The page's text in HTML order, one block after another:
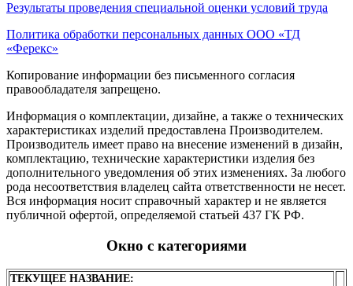
Результаты проведения специальной оценки условий труда
Политика обработки персональных данных ООО «ТД
«Ферекс»
Копирование информации без письменного согласия
правообладателя запрещено.
Информация о комплектации, дизайне, а также о технических
характеристиках изделий предоставлена Производителем.
Производитель имеет право на внесение изменений в дизайн,
комплектацию, технические характеристики изделия без
дополнительного уведомления об этих изменениях. За любого
рода несоответствия владелец сайта ответственности не несет.
Вся информация носит справочный характер и не является
публичной офертой, определяемой статьей 437 ГК РФ.
Окно с категориями
ТЕКУЩЕЕ НАЗВАНИЕ: